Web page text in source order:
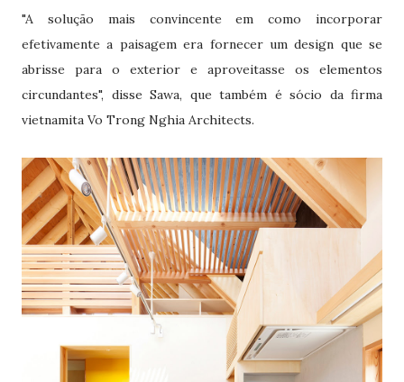
"A solução mais convincente em como incorporar
efetivamente a paisagem era fornecer um design que se
abrisse para o exterior e aproveitasse os elementos
circundantes", disse Sawa, que também é sócio da firma
vietnamita Vo Trong Nghia Architects.